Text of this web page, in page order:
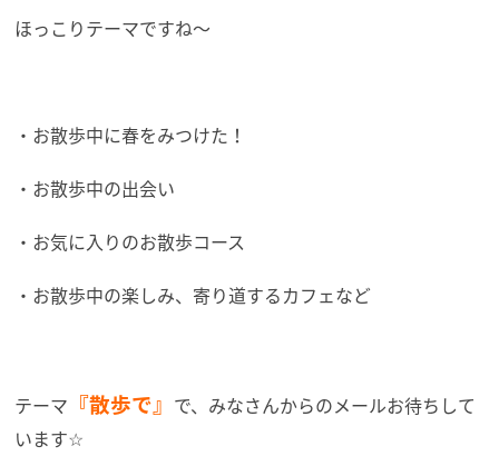
ほっこりテーマですね～
・お散歩中に春をみつけた！
・お散歩中の出会い
・お気に入りのお散歩コース
・お散歩中の楽しみ、寄り道するカフェなど
テーマ 『散歩で』 で、みなさんからのメールお待ちして
います☆